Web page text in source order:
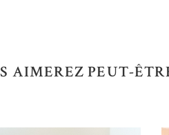
AIMEREZ PEUT-